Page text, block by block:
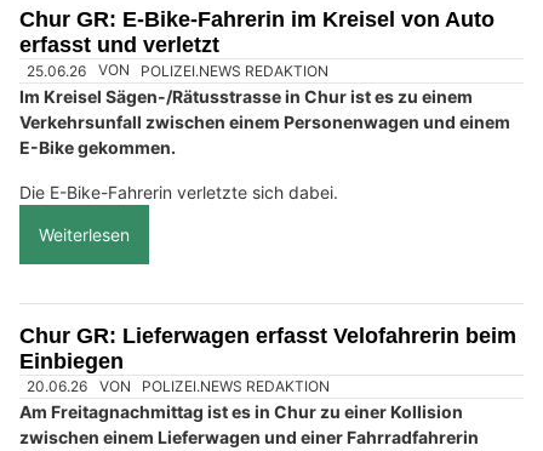
Chur GR: E-Bike-Fahrerin im Kreisel von Auto
erfasst und verletzt
25.06.26 VON POLIZEI.NEWS REDAKTION
Im Kreisel Sägen-/Rätusstrasse in Chur ist es zu einem
Verkehrsunfall zwischen einem Personenwagen und einem
E-Bike gekommen.
Die E-Bike-Fahrerin verletzte sich dabei.
Weiterlesen
Chur GR: Lieferwagen erfasst Velofahrerin beim
Einbiegen
20.06.26 VON POLIZEI.NEWS REDAKTION
Am Freitagnachmittag ist es in Chur zu einer Kollision
zwischen einem Lieferwagen und einer Fahrradfahrerin